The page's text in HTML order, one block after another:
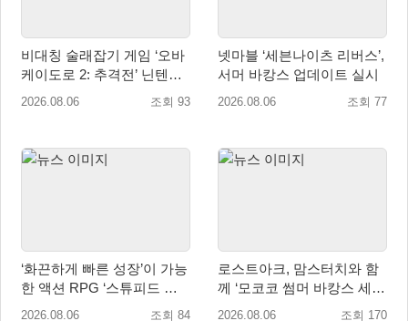
비대칭 술래잡기 게임 ‘오바
케이도로 2: 추격전’ 닌텐도
eShop 출시
2026.08.06 조회 93
넷마블 ‘세븐나이츠 리버스’,
서머 바캉스 업데이트 실시
2026.08.06 조회 77
‘화끈하게 빠른 성장’이 가능
한 액션 RPG ‘스튜피드 네
버 다이즈’ 패키지판 예약판
2026.08.06 조회 84
로스트아크, 맘스터치와 함
께 ‘모코코 썸머 바캉스 세
트’ 출시
2026.08.06 조회 170